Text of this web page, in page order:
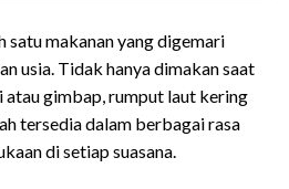
satu makanan yang digemari
usia. Tidak hanya dimakan saat
atau gimbap, rumput laut kering
tersedia dalam berbagai rasa
di setiap suasana.